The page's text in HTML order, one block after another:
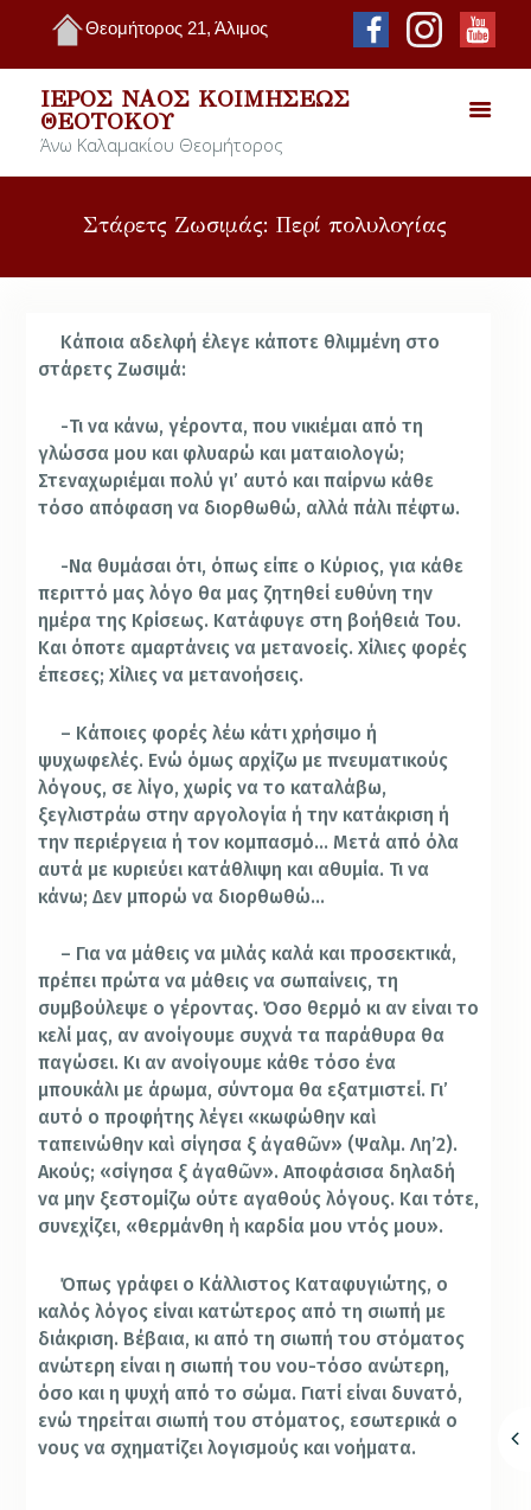
Θεομήτορος 21, Άλιμος
ΙΕΡΌΣ ΝΑΌΣ ΚΟΙΜΉΣΕΩΣ
ΘΕΟΤΌΚΟΥ
Άνω Καλαμακίου Θεομήτορος
Στάρετς Ζωσιμάς: Περί πολυλογίας
Κάποια αδελφή έλεγε κάποτε θλιμμένη στο
στάρετς Ζωσιμά:
-Τι να κάνω, γέροντα, που νικιέμαι από τη
γλώσσα μου και φλυαρώ και ματαιολογώ;
Στεναχωριέμαι πολύ γι’ αυτό και παίρνω κάθε
τόσο απόφαση να διορθωθώ, αλλά πάλι πέφτω.
-Να θυμάσαι ότι, όπως είπε ο Κύριος, για κάθε
περιττό μας λόγο θα μας ζητηθεί ευθύνη την
ημέρα της Κρίσεως. Κατάφυγε στη βοήθειά Του.
Και όποτε αμαρτάνεις να μετανοείς. Χίλιες φορές
έπεσες; Χίλιες να μετανοήσεις.
– Κάποιες φορές λέω κάτι χρήσιμο ή
ψυχωφελές. Ενώ όμως αρχίζω με πνευματικούς
λόγους, σε λίγο, χωρίς να το καταλάβω,
ξεγλιστράω στην αργολογία ή την κατάκριση ή
την περιέργεια ή τον κομπασμό… Μετά από όλα
αυτά με κυριεύει κατάθλιψη και αθυμία. Τι να
κάνω; Δεν μπορώ να διορθωθώ…
– Για να μάθεις να μιλάς καλά και προσεκτικά,
πρέπει πρώτα να μάθεις να σωπαίνεις, τη
συμβούλεψε ο γέροντας. Όσο θερμό κι αν είναι το
κελί μας, αν ανοίγουμε συχνά τα παράθυρα θα
παγώσει. Κι αν ανοίγουμε κάθε τόσο ένα
μπουκάλι με άρωμα, σύντομα θα εξατμιστεί. Γι’
αυτό ο προφήτης λέγει «κωφώθην καὶ
ταπεινώθην καὶ σίγησα ξἀγαθῶν» (Ψαλμ. Λη’2).
Ακούς; «σίγησα ξἀγαθῶν». Αποφάσισα δηλαδή
να μην ξεστομίζω ούτε αγαθούς λόγους. Και τότε,
συνεχίζει, «θερμάνθη ἡ καρδία μουντός μου».
Όπως γράφει ο Κάλλιστος Καταφυγιώτης, ο
καλός λόγος είναι κατώτερος από τη σιωπή με
διάκριση. Βέβαια, κι από τη σιωπή του στόματος
ανώτερη είναι η σιωπή του νου-τόσο ανώτερη,
όσο και η ψυχή από το σώμα. Γιατί είναι δυνατό,
ενώ τηρείται σιωπή του στόματος, εσωτερικά ο
νους να σχηματίζει λογισμούς και νοήματα.